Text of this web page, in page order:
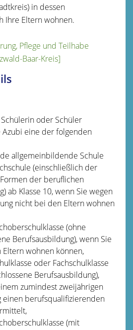
in dessen
Ihre Eltern wohnen.
Pflege und Teilhabe
Baar-Kreis]
oder Schüler
Azubi eine der folgenden
allgemeinbildende Schule
(einschließlich der
der beruflichen
ab Klasse 10, wenn Sie wegen
nicht bei den Eltern wohnen
(ohne
Berufsausbildung), wenn Sie
wohnen können,
oder Fachschulklasse
Berufsausbildung),
zumindest zweijährigen
einen berufsqualifizierenden
(mit